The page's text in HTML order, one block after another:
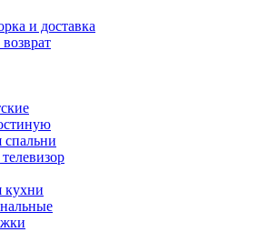
и доставка
спальни
кухни